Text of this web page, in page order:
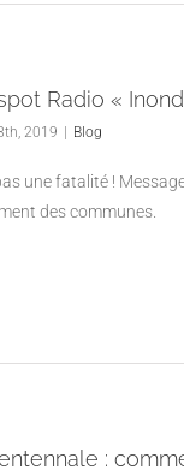
Radio «
2019 Blog
une fatalité !
des communes.
: